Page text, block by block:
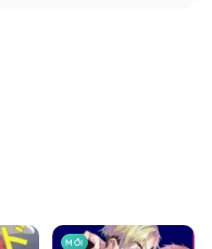
MỚI